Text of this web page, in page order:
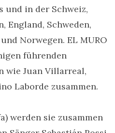
und in der Schweiz,
England, Schweden,
Norwegen. EL MURO
führenden
wie Juan Villarreal,
Laborde zusammen.
werden sie zusammen